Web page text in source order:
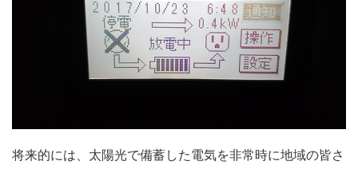
将来的には、太陽光で備蓄した電気を非常時に地域の皆さ